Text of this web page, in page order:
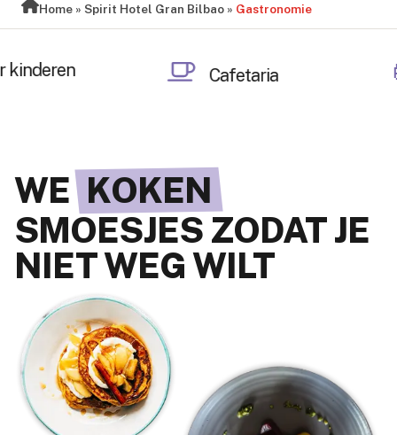
Home »Spirit Hotel Gran Bilbao » Gastronomie
Ontbijtbuffet
WE KOKEN
SMOESJES ZODAT JE
NIET WEG WILT